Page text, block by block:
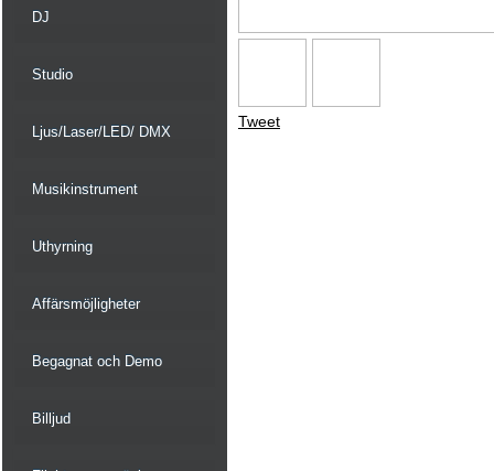
DJ
Studio
Ljus/Laser/LED/ DMX
Musikinstrument
Uthyrning
Affärsmöjligheter
Begagnat och Demo
Billjud
Tweet